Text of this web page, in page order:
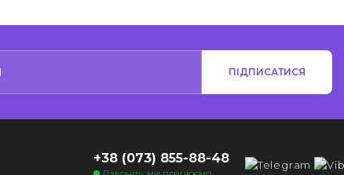
ПІДПИСАТИСЯ
+38 (073) 855-88-48
Дзвоніть, ми працюємо